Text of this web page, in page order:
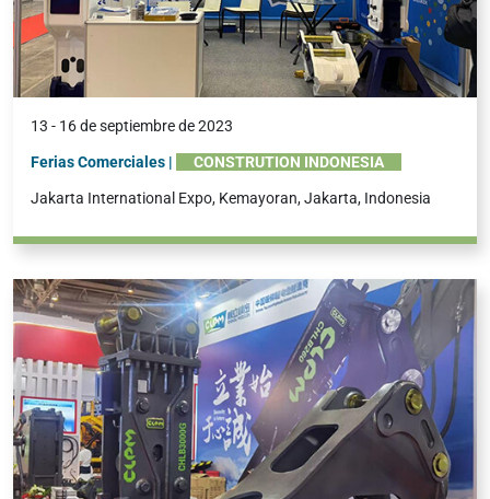
13 - 16 de septiembre de 2023
Ferias Comerciales | CONSTRUTION INDONESIA
Jakarta International Expo, Kemayoran, Jakarta, Indonesia